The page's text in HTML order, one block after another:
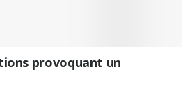
provoquant un